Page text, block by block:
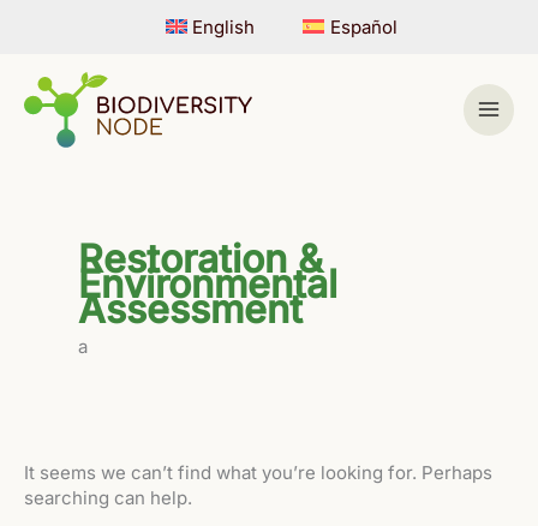
English Español
Restoration &
Environmental
Assessment
a
It seems we can’t find what you’re looking for. Perhaps
searching can help.